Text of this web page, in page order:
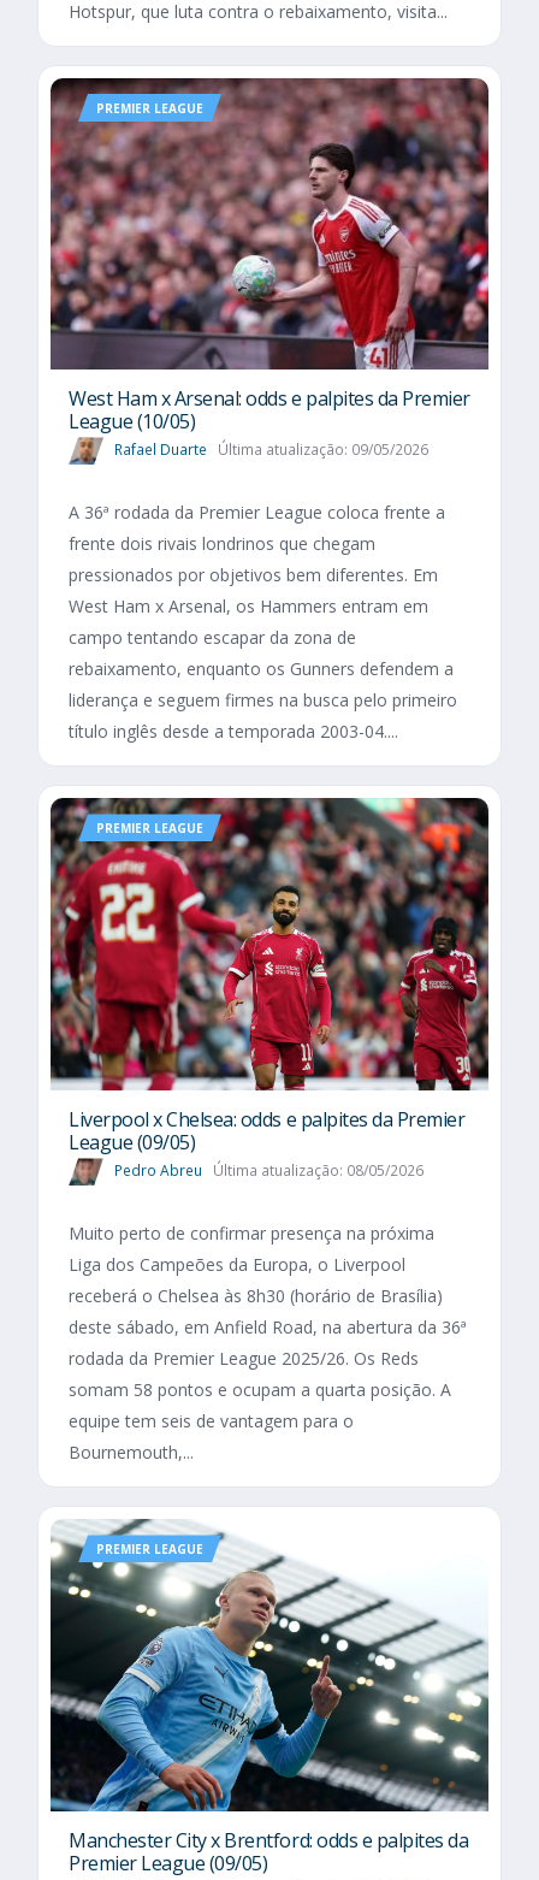
Hotspur, que luta contra o rebaixamento, visita...
PREMIER LEAGUE
West Ham x Arsenal: odds e palpites da Premier
League (10/05)
Rafael Duarte Última atualização: 09/05/2026
A 36ª rodada da Premier League coloca frente a
frente dois rivais londrinos que chegam
pressionados por objetivos bem diferentes. Em
West Ham x Arsenal, os Hammers entram em
campo tentando escapar da zona de
rebaixamento, enquanto os Gunners defendem a
liderança e seguem firmes na busca pelo primeiro
título inglês desde a temporada 2003-04....
PREMIER LEAGUE
Liverpool x Chelsea: odds e palpites da Premier
League (09/05)
Pedro Abreu Última atualização: 08/05/2026
Muito perto de confirmar presença na próxima
Liga dos Campeões da Europa, o Liverpool
receberá o Chelsea às 8h30 (horário de Brasília)
deste sábado, em Anfield Road, na abertura da 36ª
rodada da Premier League 2025/26. Os Reds
somam 58 pontos e ocupam a quarta posição. A
equipe tem seis de vantagem para o
Bournemouth,...
PREMIER LEAGUE
Manchester City x Brentford: odds e palpites da
Premier League (09/05)